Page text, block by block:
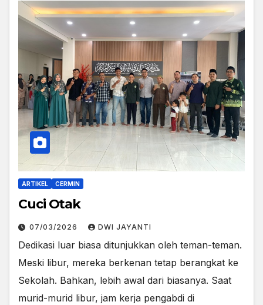
ARTIKEL CERMIN
Cuci Otak
07/03/2026 DWI JAYANTI
Dedikasi luar biasa ditunjukkan oleh teman-teman.
Meski libur, mereka berkenan tetap berangkat ke
Sekolah. Bahkan, lebih awal dari biasanya. Saat
murid-murid libur, jam kerja pengabdi di